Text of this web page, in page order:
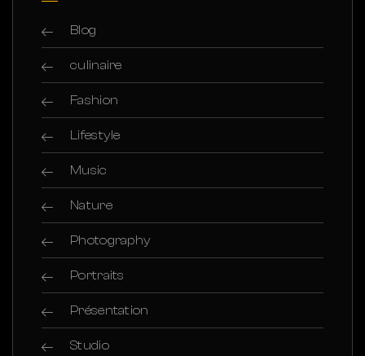
Blog
culinaire
Fashion
Lifestyle
Music
Nature
Photography
Portraits
Présentation
Studio